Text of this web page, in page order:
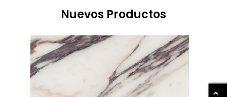
Nuevos Productos